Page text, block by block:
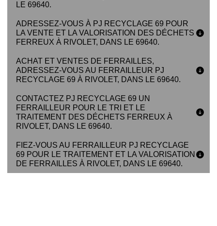
LE 69640.
ADRESSEZ-VOUS À PJ RECYCLAGE 69 POUR
LA VENTE ET LA VALORISATION DES DÉCHETS
FERREUX À RIVOLET, DANS LE 69640.
ACHAT ET VENTES DE FERRAILLES,
ADRESSEZ-VOUS AU FERRAILLEUR PJ
RECYCLAGE 69 À RIVOLET, DANS LE 69640.
CONTACTEZ PJ RECYCLAGE 69 UN
FERRAILLEUR POUR LE TRI ET LE
TRAITEMENT DES DÉCHETS FERREUX À
RIVOLET, DANS LE 69640.
FIEZ-VOUS AU FERRAILLEUR PJ RECYCLAGE
69 POUR LE TRAITEMENT ET LA VALORISATION
DE FERRAILLES À RIVOLET, DANS LE 69640.